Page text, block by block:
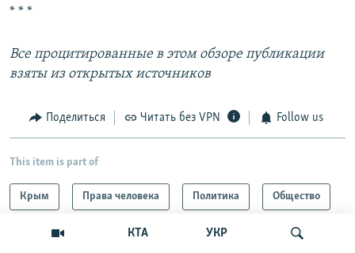
КТА УКР
* * *
Все процитированные в этом обзоре публикации
взяты из открытых источников
Поделиться Читать без VPN Follow us
This item is part of
Крым Права человека Политика Общество
Все статьи ОБРАТИ ВНИМАНИЕ